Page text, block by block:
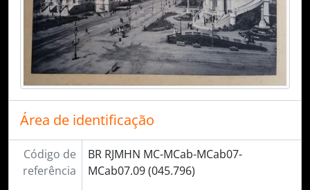
Área de identificação
Código de
referência
BR RJMHN MC-MCab-MCab07-
MCab07.09 (045.796)